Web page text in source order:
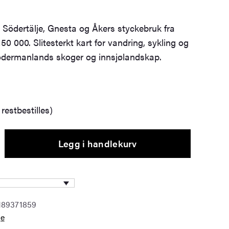
Gnesta og Åkers styckebruk fra
000. Slitesterkt kart for vandring, sykling og
skoger og innsjølandskap.
Legg i handlekurv